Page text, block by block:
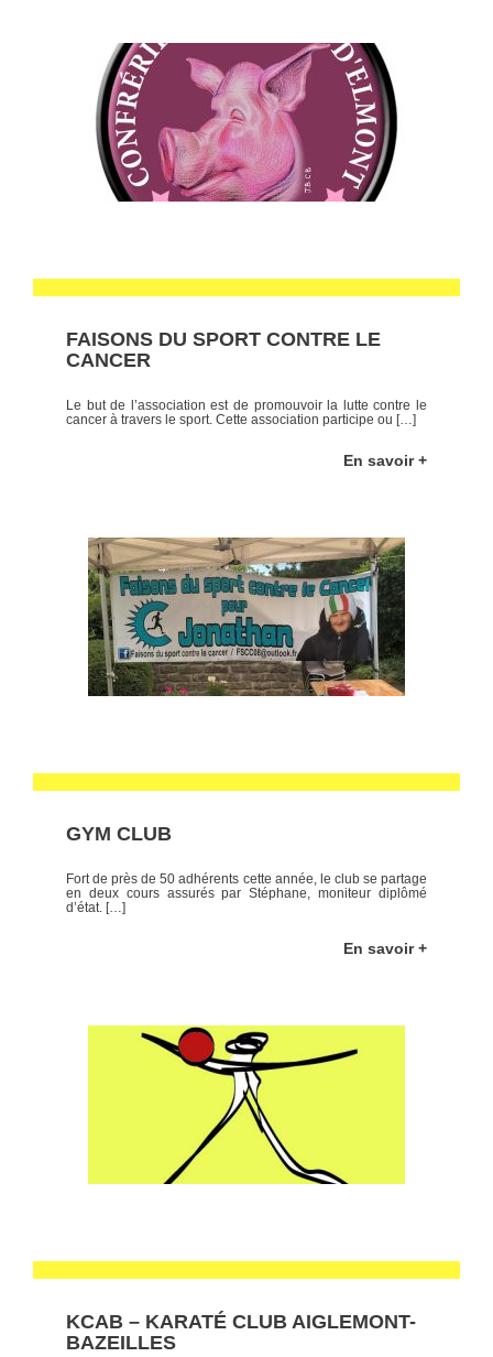
FAISONS DU SPORT CONTRE LE
CANCER
Le but de l’association est de promouvoir la lutte contre le
cancer à travers le sport. Cette association participe ou […]
En savoir +
GYM CLUB
Fort de près de 50 adhérents cette année, le club se partage
en deux cours assurés par Stéphane, moniteur diplômé
d’état. […]
En savoir +
KCAB – KARATÉ CLUB AIGLEMONT-
BAZEILLES